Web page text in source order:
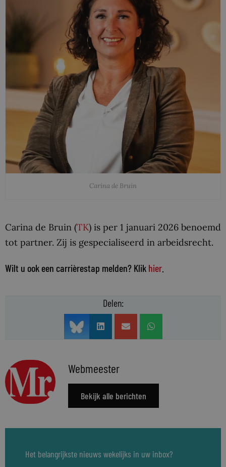
Carina de Bruin
Carina de Bruin (TK) is per 1 januari 2026 benoemd
tot partner. Zij is gespecialiseerd in arbeidsrecht.
Wilt u ook een carrièrestap melden? Klik hier
Delen:
Webmeester
Bekijk alle berichten
Het belangrijkste nieuws wekelijks in uw inbox?